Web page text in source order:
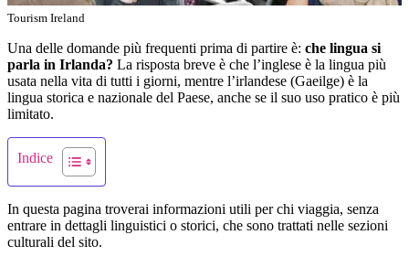
Tourism Ireland
Una delle domande più frequenti prima di partire è: che lingua si
parla in Irlanda? La risposta breve è che l’inglese è la lingua più
usata nella vita di tutti i giorni, mentre l’irlandese (Gaeilge) è la
lingua storica e nazionale del Paese, anche se il suo uso pratico è più
limitato.
Indice
In questa pagina troverai informazioni utili per chi viaggia, senza
entrare in dettagli linguistici o storici, che sono trattati nelle sezioni
culturali del sito.